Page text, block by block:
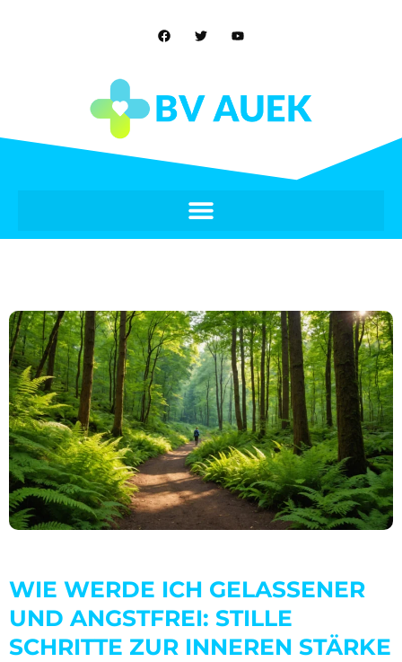
WIE WERDE ICH GELASSENER
UND ANGSTFREI: STILLE
SCHRITTE ZUR INNEREN STÄRKE